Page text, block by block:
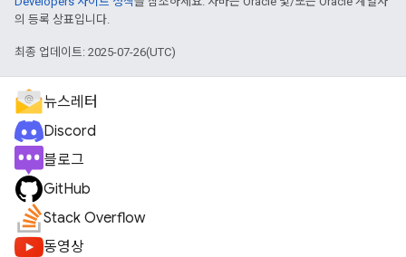
의 등록 상표입니다.
최종 업데이트: 2025-07-26(UTC)
뉴스레터
Discord
블로그
GitHub
Stack Overflow
동영상